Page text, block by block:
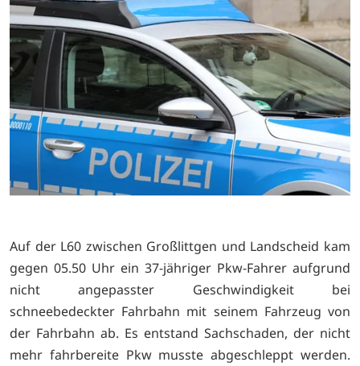
Auf der L60 zwischen Großlittgen und Landscheid kam
gegen 05.50 Uhr ein 37-jähriger Pkw-Fahrer aufgrund
nicht angepasster Geschwindigkeit bei
schneebedeckter Fahrbahn mit seinem Fahrzeug von
der Fahrbahn ab. Es entstand Sachschaden, der nicht
mehr fahrbereite Pkw musste abgeschleppt werden.